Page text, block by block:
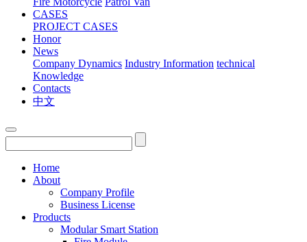
CASES
PROJECT CASES
Honor
News
Company Dynamics Industry Information technical
Knowledge
Contacts
中文
Home
About
Company Profile
Business License
Products
Modular Smart Station